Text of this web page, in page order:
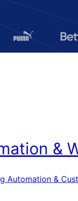
&
Automation &